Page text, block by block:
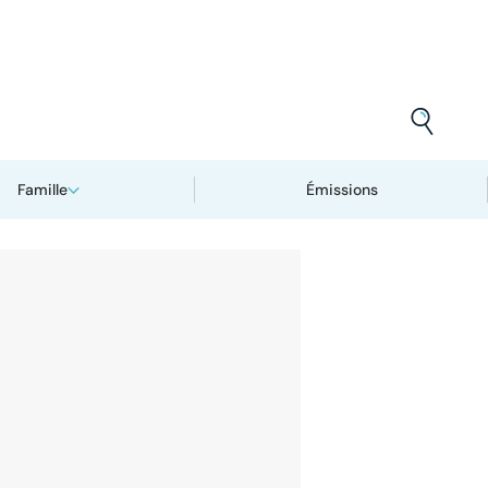
Famille Émissions